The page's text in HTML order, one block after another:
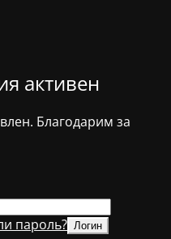
активен
Благодарим за
пароль?